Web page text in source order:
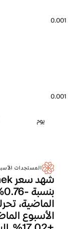
0.001
0.001
يوم
المستجدات